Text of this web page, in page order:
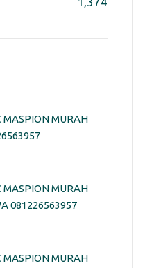
MASPION MURAH
MASPION MURAH
081226563957
MASPION MURAH